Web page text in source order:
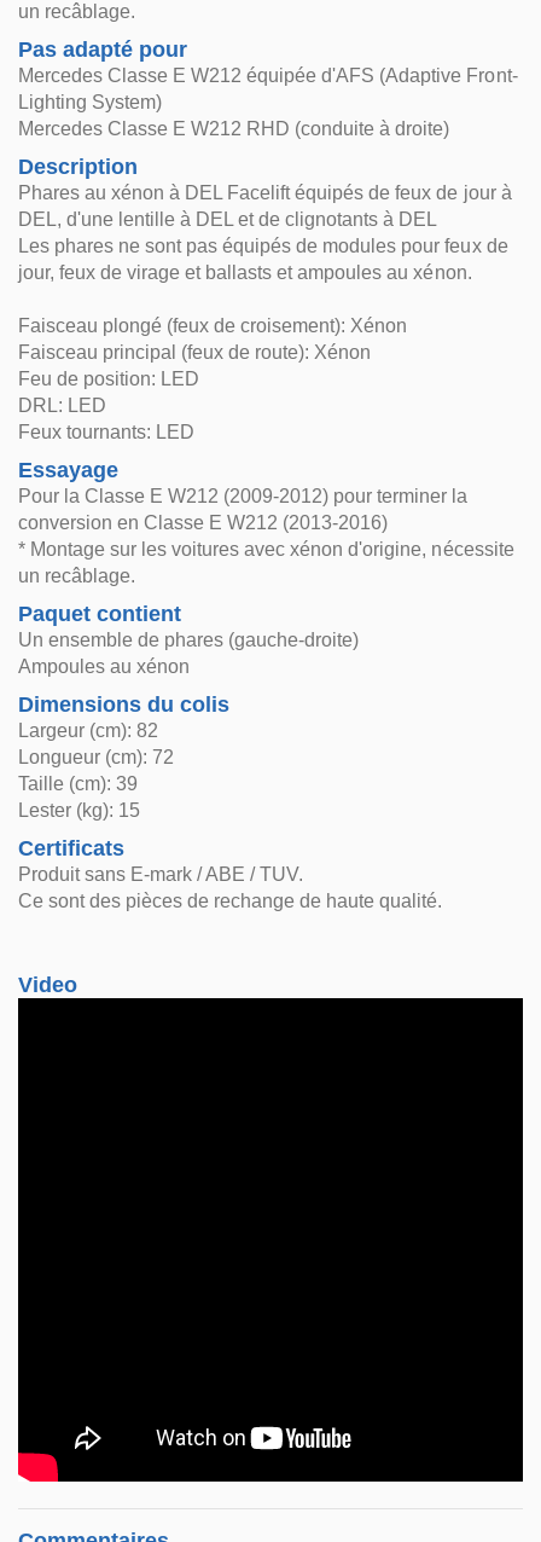
un recâblage.
Pas adapté pour
Mercedes Classe E W212 équipée d'AFS (Adaptive Front-
Lighting System)
Mercedes Classe E W212 RHD (conduite à droite)
Description
Phares au xénon à DEL Facelift équipés de feux de jour à
DEL, d'une lentille à DEL et de clignotants à DEL
Les phares ne sont pas équipés de modules pour feux de
jour, feux de virage et ballasts et ampoules au xénon.
Faisceau plongé (feux de croisement): Xénon
Faisceau principal (feux de route): Xénon
Feu de position: LED
DRL: LED
Feux tournants: LED
Essayage
Pour la Classe E W212 (2009-2012) pour terminer la
conversion en Classe E W212 (2013-2016)
* Montage sur les voitures avec xénon d'origine, nécessite
un recâblage.
Paquet contient
Un ensemble de phares (gauche-droite)
Ampoules au xénon
Dimensions du colis
Largeur (cm): 82
Longueur (cm): 72
Taille (cm): 39
Lester (kg): 15
Certificats
Produit sans E-mark / ABE / TUV.
Ce sont des pièces de rechange de haute qualité.
Video